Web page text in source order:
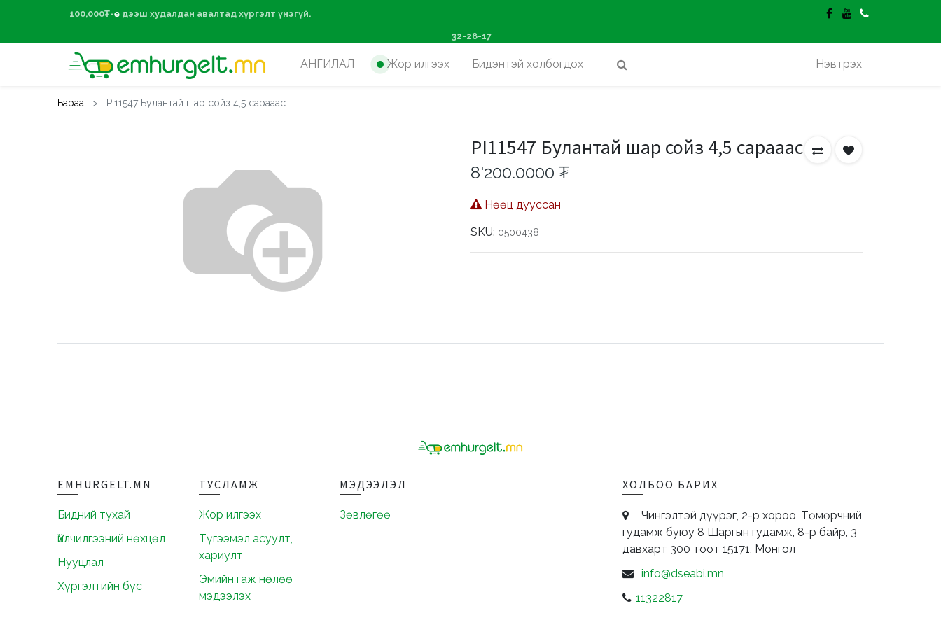
100,000₮-өөс дээш худалдан авалтад хүргэлт үнэгүй.
32-28-17
АНГИЛАЛ Жор илгээх Бидэнтэй холбогдох Нэвтрэх
Бараа PI11547 Булантай шар сойз 4,5 сарааас
PI11547 Булантай шар сойз 4,5 сарааас
8'200.0000 ₮
Нөөц дууссан
SKU: 0500438
EMHURGELT.MN
Бидний тухай
Үйлчилгээний нөхцөл
Нууцлал
Хүргэлтийн бүс
ТУСЛАМЖ
Жор илгээх
Түгээмэл асуулт,
хариулт
Эмийн гаж нөлөө
мэдээлэх
МЭДЭЭЛЭЛ
Зөвлөгөө
ХОЛБОО БАРИХ
Чингэлтэй дүүрэг, 2-р хороо, Төмөрчний
гудамж буюу 8 Шаргын гудамж, 8-р байр, 3
давхарт 300 тоот 15171, Монгол
info@dseabi.mn
11322817